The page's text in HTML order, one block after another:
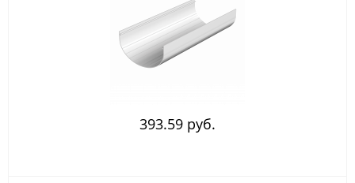
393.59 руб.